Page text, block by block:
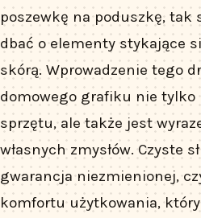
poszewkę na poduszkę,
dbać o elementy stykające
skórą. Wprowadzenie tego
domowego grafiku nie tylko
sprzętu, ale także jest
własnych zmysłów. Czyste
gwarancja niezmienionej,
komfortu użytkowania, który